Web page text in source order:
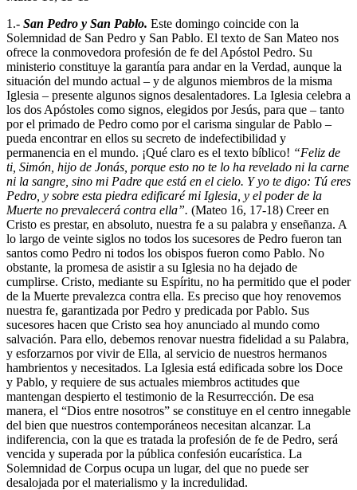
1.- San Pedro y San Pablo. Este domingo coincide con la
Solemnidad de San Pedro y San Pablo. El texto de San Mateo nos
ofrece la conmovedora profesión de fe del Apóstol Pedro. Su
ministerio constituye la garantía para andar en la Verdad, aunque la
situación del mundo actual – y de algunos miembros de la misma
Iglesia – presente algunos signos desalentadores. La Iglesia celebra a
los dos Apóstoles como signos, elegidos por Jesús, para que – tanto
por el primado de Pedro como por el carisma singular de Pablo –
pueda encontrar en ellos su secreto de indefectibilidad y
permanencia en el mundo. ¡Qué claro es el texto bíblico! “Feliz de
ti, Simón, hijo de Jonás, porque esto no te lo ha revelado ni la carne
ni la sangre, sino mi Padre que está en el cielo. Y yo te digo: Tú eres
Pedro, y sobre esta piedra edificaré mi Iglesia, y el poder de la
Muerte no prevalecerá contra ella”. (Mateo 16, 17-18) Creer en
Cristo es prestar, en absoluto, nuestra fe a su palabra y enseñanza. A
lo largo de veinte siglos no todos los sucesores de Pedro fueron tan
santos como Pedro ni todos los obispos fueron como Pablo. No
obstante, la promesa de asistir a su Iglesia no ha dejado de
cumplirse. Cristo, mediante su Espíritu, no ha permitido que el poder
de la Muerte prevalezca contra ella. Es preciso que hoy renovemos
nuestra fe, garantizada por Pedro y predicada por Pablo. Sus
sucesores hacen que Cristo sea hoy anunciado al mundo como
salvación. Para ello, debemos renovar nuestra fidelidad a su Palabra,
y esforzarnos por vivir de Ella, al servicio de nuestros hermanos
hambrientos y necesitados. La Iglesia está edificada sobre los Doce
y Pablo, y requiere de sus actuales miembros actitudes que
mantengan despierto el testimonio de la Resurrección. De esa
manera, el “Dios entre nosotros” se constituye en el centro innegable
del bien que nuestros contemporáneos necesitan alcanzar. La
indiferencia, con la que es tratada la profesión de fe de Pedro, será
vencida y superada por la pública confesión eucarística. La
Solemnidad de Corpus ocupa un lugar, del que no puede ser
desalojada por el materialismo y la incredulidad.